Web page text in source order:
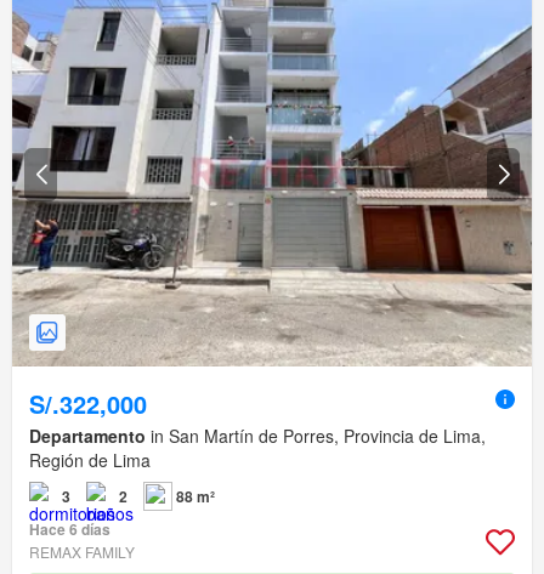
S/.322,000
Departamento in San Martín de Porres, Provincia de Lima,
Región de Lima
3 2
88 m²
Hace 6 días
REMAX FAMILY